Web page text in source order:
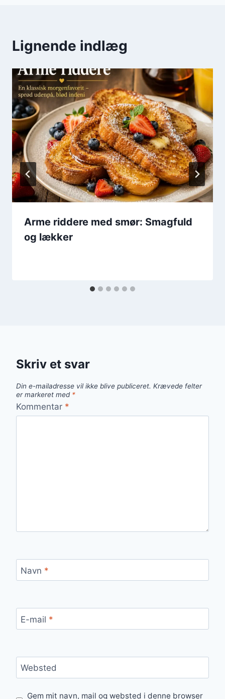
Lignende indlæg
Arme riddere med smør: Smagfuld
og lækker
Skriv et svar
Din e-mailadresse vil ikke blive publiceret. Krævede felter
er markeret med *
Kommentar *
Navn *
E-mail *
Websted
Gem mit navn, mail og websted i denne browser